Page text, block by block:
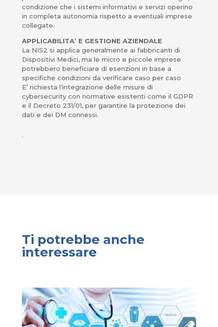
condizione che i sistemi informativi e servizi operino
in completa autonomia rispetto a eventuali imprese
collegate.
APPLICABILITA’ E GESTIONE AZIENDALE
La NIS2 si applica generalmente ai fabbricanti di
Dispositivi Medici, ma le micro e piccole imprese
potrebbero beneficiare di esenzioni in base a
specifiche condizioni da verificare caso per caso
E’ richiesta l’integrazione delle misure di
cybersecurity con normative esistenti come il GDPR
e il Decreto 231/01, per garantire la protezione dei
dati e dei DM connessi.
.
Ti potrebbe anche
interessare